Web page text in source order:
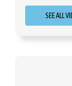
SEE ALL